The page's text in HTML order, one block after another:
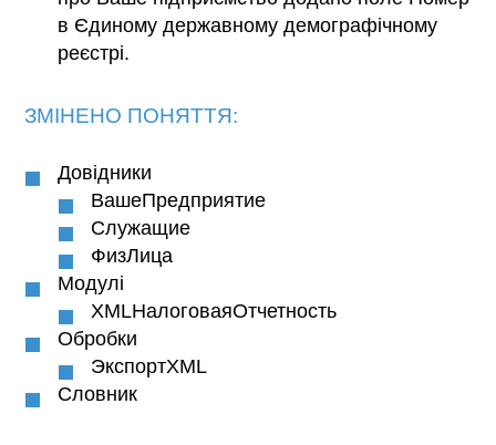
в Єдиному державному демографічному
реєстрі.
ЗМІНЕНО ПОНЯТТЯ:
Довідники
ВашеПредприятие
Служащие
ФизЛица
Модулі
XMLНалоговаяОтчетность
Обробки
ЭкспортXML
Словник